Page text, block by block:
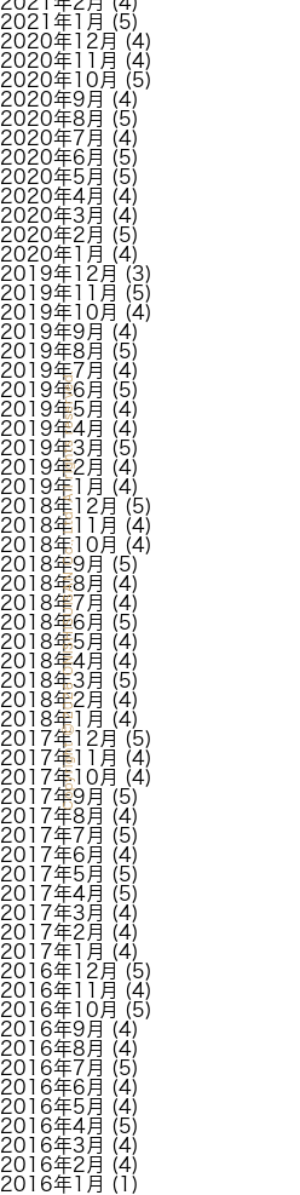
2021年1月
(5)
2020年12月
(4)
2020年11月
(4)
2020年10月
(5)
2020年9月
(4)
2020年8月
(5)
2020年7月
(4)
2020年6月
(5)
2020年5月
(5)
2020年4月
(4)
2020年3月
(4)
2020年2月
(5)
2020年1月
(4)
2019年12月
(3)
2019年11月
(5)
2019年10月
(4)
2019年9月
(4)
2019年8月
(5)
2019年7月
(4)
2019年6月
(5)
2019年5月
(4)
2019年4月
(4)
2019年3月
(5)
2019年2月
(4)
2019年1月
(4)
2018年12月
(5)
2018年11月
(4)
2018年10月
(4)
2018年9月
(5)
2018年8月
(4)
2018年7月
(4)
2018年6月
(5)
2018年5月
(4)
2018年4月
(4)
2018年3月
(5)
2018年2月
(4)
2018年1月
(4)
2017年12月
(5)
2017年11月
(4)
2017年10月
(4)
2017年9月
(5)
2017年8月
(4)
2017年7月
(5)
2017年6月
(4)
2017年5月
(5)
2017年4月
(5)
2017年3月
(4)
2017年2月
(4)
2017年1月
(4)
2016年12月
(5)
2016年11月
(4)
2016年10月
(5)
2016年9月
(4)
2016年8月
(4)
2016年7月
(5)
2016年6月
(4)
2016年5月
(4)
2016年4月
(5)
2016年3月
(4)
2016年2月
(4)
2016年1月
(1)
Copyright
2026 ONISHISUISAN Co., Ltd. All rights reserved.